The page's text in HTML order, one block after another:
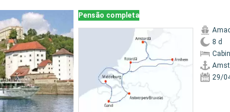
Pensão completa
8 d
29/